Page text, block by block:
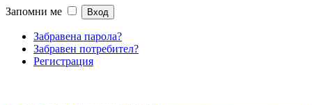
Запомни ме
Забравена парола?
Забравен потребител?
Регистрация